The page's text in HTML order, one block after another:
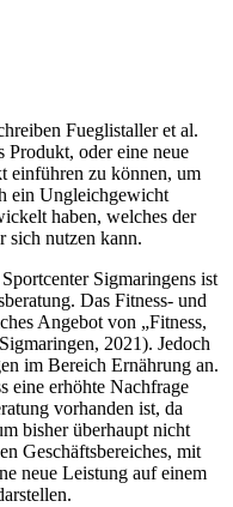
Fueglistaller et al.
oder eine neue
einführen zu können, um
ein Ungleichgewicht
haben, welches der
sich nutzen kann.
Sigmaringens ist
Das Fitness- und
Angebot von „Fitness,
2021). Jedoch
im Bereich Ernährung an.
eine erhöhte Nachfrage
vorhanden ist, da
bisher überhaupt nicht
Geschäftsbereiches, mit
neue Leistung auf einem